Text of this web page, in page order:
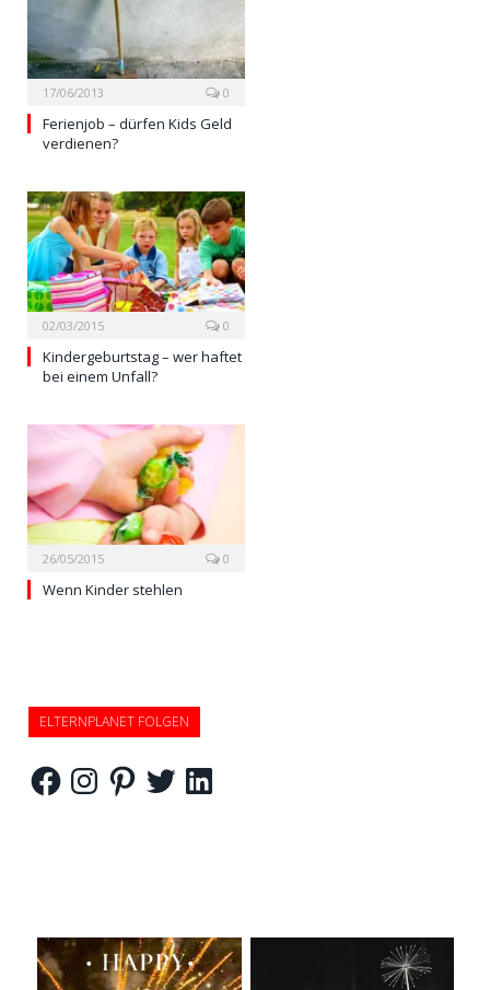
17/06/2013 0
Ferienjob – dürfen Kids Geld
verdienen?
02/03/2015 0
Kindergeburtstag – wer haftet
bei einem Unfall?
26/05/2015 0
Wenn Kinder stehlen
ELTERNPLANET FOLGEN
FacebookInstagramPinterestTwitterLinkedIn